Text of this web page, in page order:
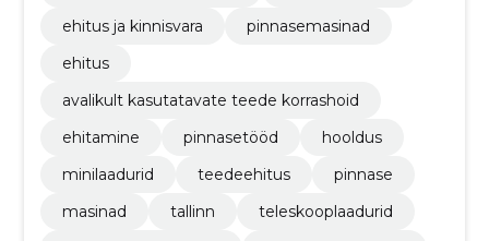
ehitus ja kinnisvara
pinnasemasinad
ehitus
avalikult kasutatavate teede korrashoid
ehitamine
pinnasetööd
hooldus
minilaadurid
teedeehitus
pinnase
masinad
tallinn
teleskooplaadurid